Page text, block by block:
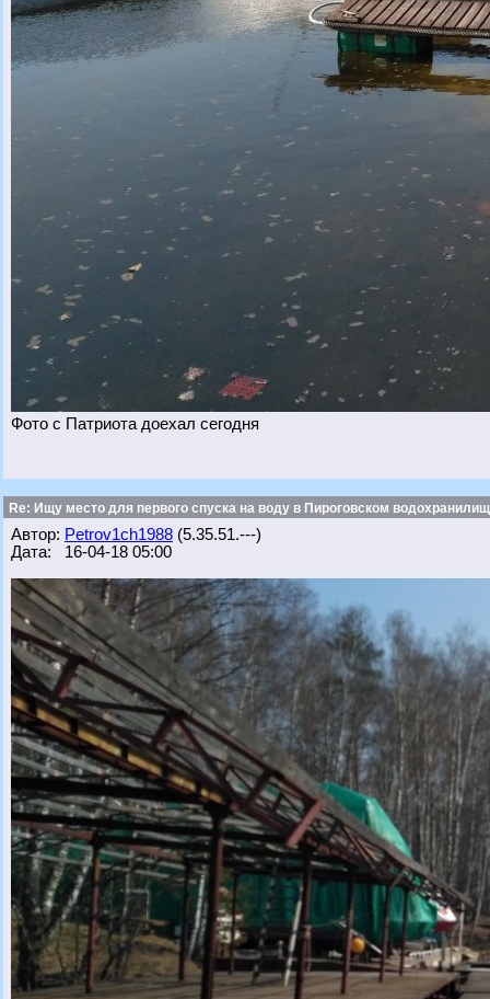
Фото с Патриота доехал сегодня
Re: Ищу место для первого спуска на воду в Пироговском
Автор: Petrov1ch1988 (5.35.51.---)
Дата: 16-04-18 05:00